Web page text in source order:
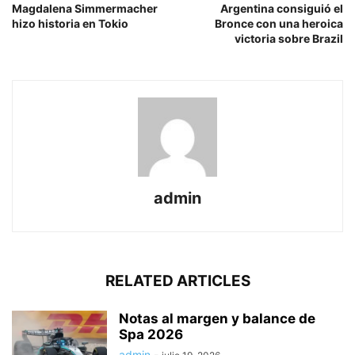
Magdalena Simmermacher
hizo historia en Tokio
Argentina consiguió el
Bronce con una heroica
victoria sobre Brazil
admin
RELATED ARTICLES
Notas al margen y balance de
Spa 2026